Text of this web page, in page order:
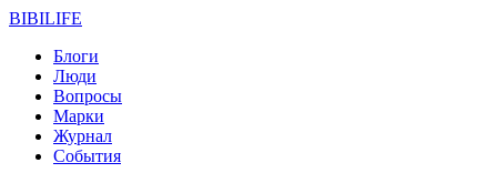
BIBILIFE
Блоги
Люди
Вопросы
Марки
Журнал
События